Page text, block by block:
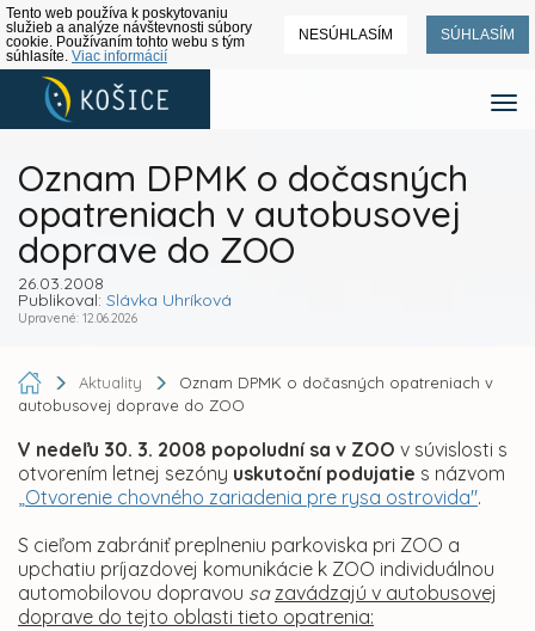
Tento web používa k poskytovaniu
služieb a analýze návštevnosti súbory
cookie. Používaním tohto webu s tým
súhlasíte. Viac informácií
NESÚHLASÍM SÚHLASÍM
Oznam DPMK o dočasných
opatreniach v autobusovej
doprave do ZOO
26.03.2008
Publikoval: Slávka Uhríková
Upravené: 12.06.2026
Aktuality
Oznam DPMK o dočasných opatreniach v
autobusovej doprave do ZOO
V nedeľu 30. 3. 2008 popoludní sa v ZOO v súvislosti s
otvorením letnej sezóny uskutoční podujatie s názvom
„Otvorenie chovného zariadenia pre rysa ostrovida".
S cieľom zabrániť preplneniu parkoviska pri ZOO a
upchatiu príjazdovej komunikácie k ZOO individuálnou
automobilovou dopravou sa zavádzajú v autobusovej
doprave do tejto oblasti tieto opatrenia: